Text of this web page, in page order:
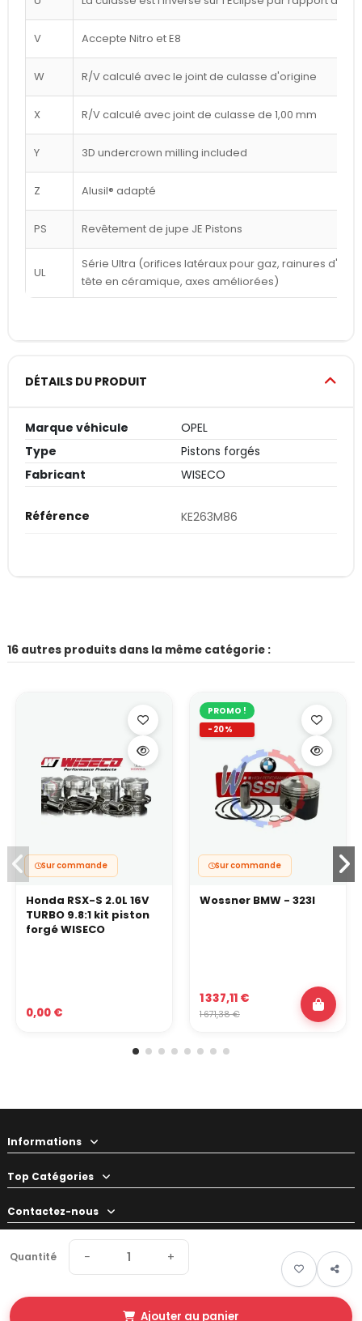
Quantité − +
Ajouter au panier
V Accepte Nitro et E8
W R/V calculé avec le joint de culasse d'origine
X R/V calculé avec joint de culasse de 1,00 mm
Y 3D undercrown milling included
Z Alusil® adapté
PS Revêtement de jupe JE Pistons
UL
Série Ultra (orifices latéraux pour gaz, rainures
tête en céramique, axes améliorées)
DÉTAILS DU PRODUIT
Marque véhicule
OPEL
Type
Pistons forgés
Fabricant
WISECO
Référence KE263M86
16 autres produits dans la même catégorie :
Sur commande
Honda RSX-S 2.0L 16V
TURBO 9.8:1 kit piston
forgé WISECO
0,00 €
PROMO !
-20%
Sur commande
Wossner BMW - 323I
1 337,11 €
1 671,38 €
Informations
Top Catégories
Contactez-nous
Votre préparateur